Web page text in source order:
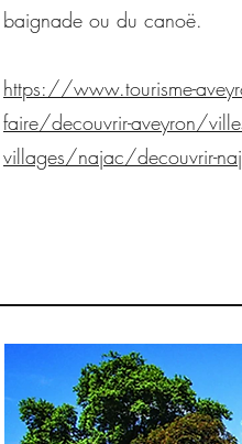
baignade ou du canoë.
https://www.tourisme-
faire/decouvrir-aveyron/
villages/najac/decouvrir-